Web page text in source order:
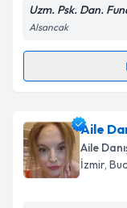
Uzm. Psk. Dan.
Alsancak
Randevu
Uzm. Psk.
randevu
randevu
posta ile
Aile
Aile
İzmir,